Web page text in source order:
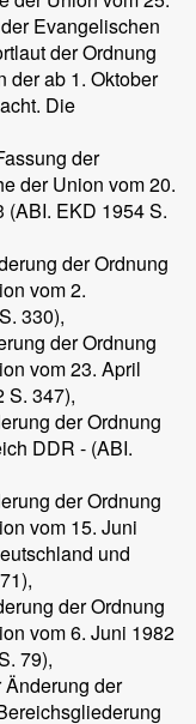
Evangelischen
der Ordnung
der ab 1. Oktober
Die
der
der Union vom 20.
(ABI. EKD 1954 S.
der Ordnung
vom 2.
330),
der Ordnung
vom 23. April
S. 347),
der Ordnung
DDR - (ABI.
der Ordnung
vom 15. Juni
und
der Ordnung
vom 6. Juni 1982
79),
der